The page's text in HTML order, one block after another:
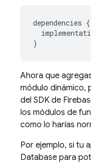
dependencies {
}
Ahora que
módulo dinámico,
del SDK de
los módulos de
como lo harías
Por ejemplo, si tu
Database para